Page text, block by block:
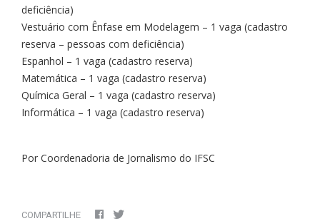
deficiência)
Vestuário com Ênfase em Modelagem – 1 vaga (cadastro
reserva – pessoas com deficiência)
Espanhol – 1 vaga (cadastro reserva)
Matemática – 1 vaga (cadastro reserva)
Química Geral – 1 vaga (cadastro reserva)
Informática – 1 vaga (cadastro reserva)
Por Coordenadoria de Jornalismo do IFSC
COMPARTILHE